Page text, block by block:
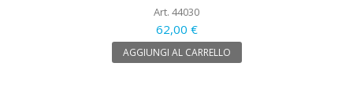
Art. 44030
62,00 €
AGGIUNGI AL CARRELLO